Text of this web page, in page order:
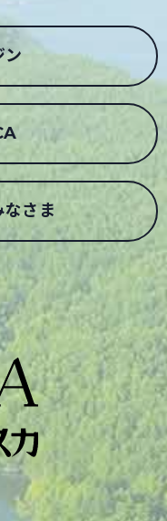
ン
さま